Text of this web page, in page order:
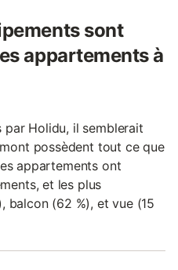
sont
appartements à
par Holidu, il semblerait
possèdent tout ce que
appartements ont
et les plus
balcon (62 %), et vue (15